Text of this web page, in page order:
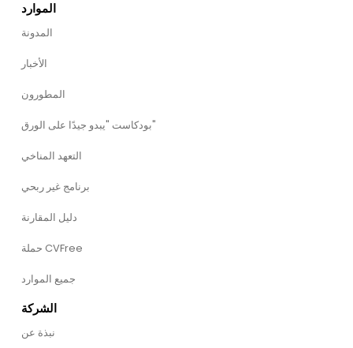
الموارد
المدونة
الأخبار
المطورون
بودكاست "يبدو جيدًا على الورق"
التعهد المناخي
برنامج غير ربحي
دليل المقارنة
حملة CVFree
جميع الموارد
الشركة
نبذة عن